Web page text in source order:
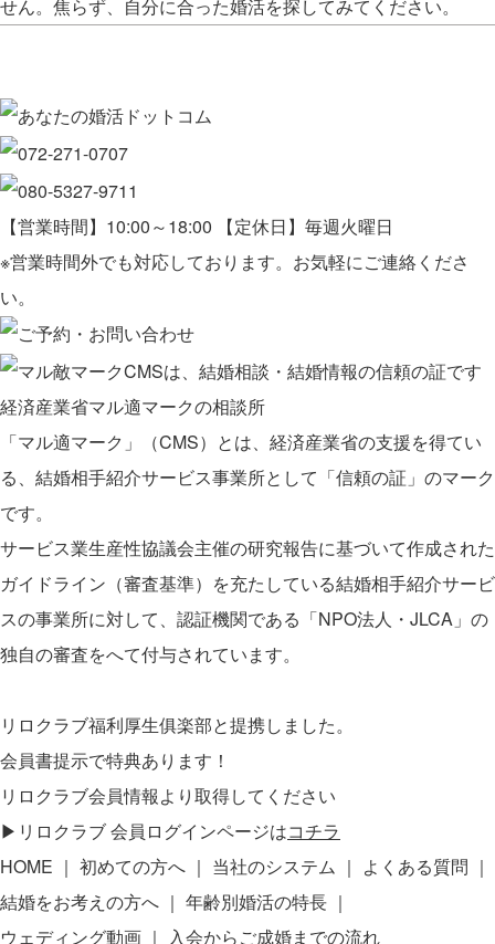
せん。焦らず、自分に合った婚活を探してみてください。
【営業時間】10:00～18:00 【定休日】毎週火曜日
※営業時間外でも対応しております。お気軽にご連絡くださ
い。
経済産業省マル適マークの相談所
「マル適マーク」（CMS）とは、経済産業省の支援を得てい
る、結婚相手紹介サービス事業所として「信頼の証」のマーク
です。
サービス業生産性協議会主催の研究報告に基づいて作成された
ガイドライン（審査基準）を充たしている結婚相手紹介サービ
スの事業所に対して、認証機関である「NPO法人・JLCA」の
独自の審査をへて付与されています。
リロクラブ福利厚生俱楽部と提携しました。
会員書提示で特典あります！
リロクラブ会員情報より取得してください
▶リロクラブ 会員ログインページはコチラ
HOME
初めての方へ 当社のシステム
よくある質問
結婚をお考えの方へ
年齢別婚活の特長
ウェディング動画
入会からご成婚までの流れ